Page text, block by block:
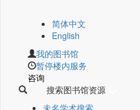
简体中文
English
我的图书馆
暂停楼内服务
咨询
搜索图书馆资源